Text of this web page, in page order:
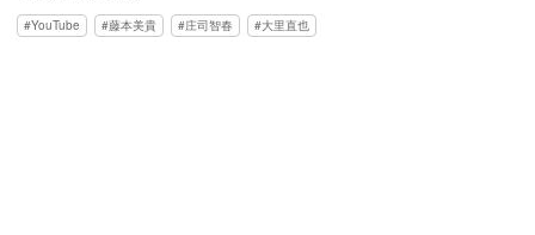
YouTube 藤本美貴 庄司智春 大里直也